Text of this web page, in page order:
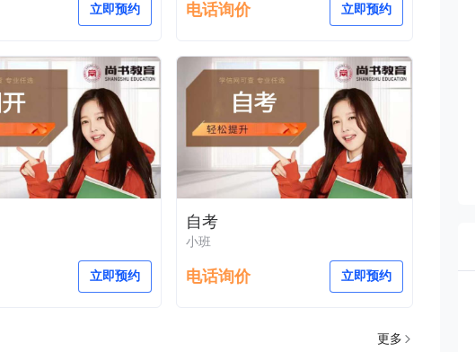
立即预约 电话询价 立即预约
立即预约
自考
小班
电话询价 立即预约
更多 